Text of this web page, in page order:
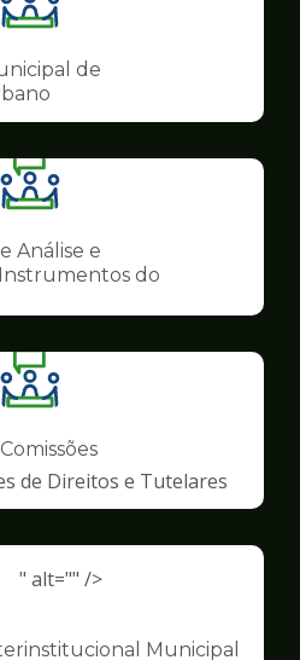
Ilustração
da
pagina
de
Conselhos
de
Ilustração
da
pagina
de
Análise e
do
Ilustração
da
pagina
de
Conselhos
de Direitos e Tutelares
" alt="" />
Ilustração
pagina
Municipal